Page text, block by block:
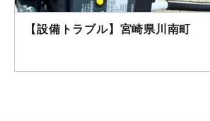
【設備トラブル】宮崎県川南町